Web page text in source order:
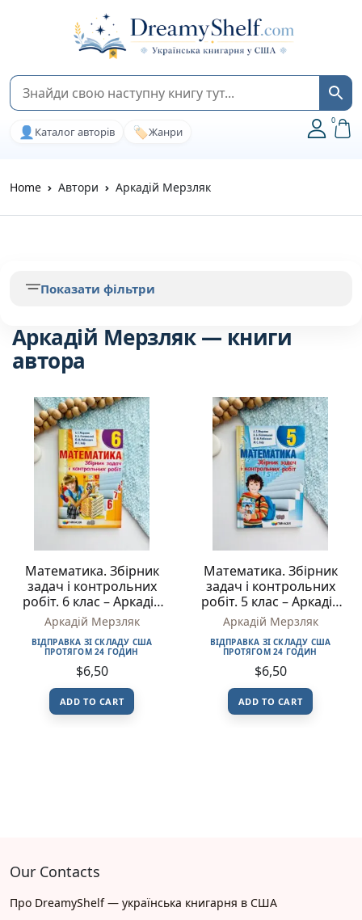
👤 Каталог авторів 🏷️Жанри
0
Home Автори Аркадій Мерзляк
Аркадій Мерзляк — книги
автора
Математика. Збірник
задач і контрольних
робіт. 6 клас – Аркадій
Мерзляк
Аркадій Мерзляк
ВІДПРАВКА ЗІ СКЛАДУ США
ПРОТЯГОМ 24 ГОДИН
$6,50
ADD TO CART
Математика. Збірник
задач і контрольних
робіт. 5 клас – Аркадій
Мерзляк
Аркадій Мерзляк
ВІДПРАВКА ЗІ СКЛАДУ США
ПРОТЯГОМ 24 ГОДИН
$6,50
ADD TO CART
Показати фільтри
Our Contacts
Про DreamyShelf — українська книгарня в США